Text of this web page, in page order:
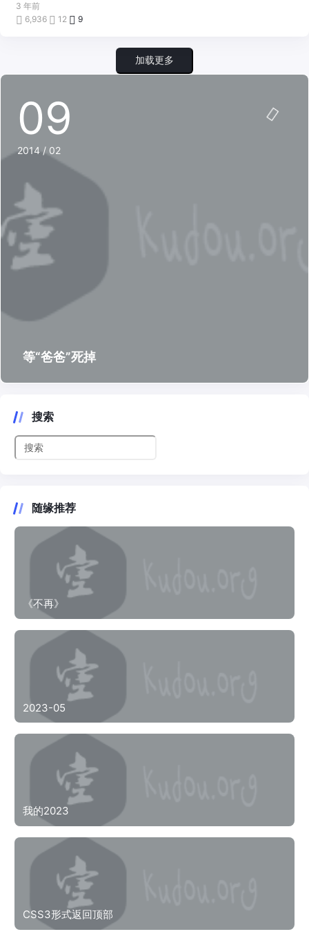
天出去溜溜。 扬州 ...
3 年前
6,936
12 9
加载更多
等“爸爸”死掉
09
2014 / 02
搜索
随缘推荐
《不再》
2023-05
我的2023
CSS3形式返回顶部